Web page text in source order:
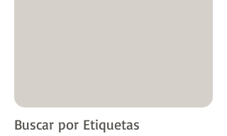
Buscar por Etiquetas